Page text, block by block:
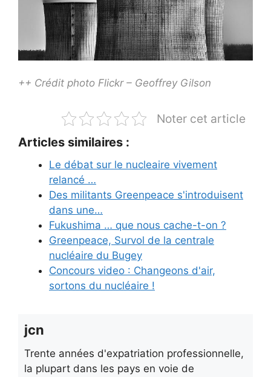
++ Crédit photo Flickr – Geoffrey Gilson
Noter cet article
Articles similaires :
Le débat sur le nucleaire vivement
relancé …
Des militants Greenpeace s'introduisent
dans une…
Fukushima … que nous cache-t-on ?
Greenpeace, Survol de la centrale
nucléaire du Bugey
Concours video : Changeons d'air,
sortons du nucléaire !
jcn
Trente années d'expatriation professionnelle,
la plupart dans les pays en voie de